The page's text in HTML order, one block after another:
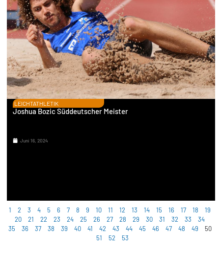
LEICHTATHLETIK
Joshua Bozic Süddeutscher Meister
Juni 16, 2024
1 2 3 4 5 6 7 8 9 10 11 12 13 14 15 16 17 18
19
20
21 22 23 24 25 26 27 28 29 30 31 32 33
34
35
36 37 38 39 40 41 42 43 44 45 46 47 48 49
50
51
52 53